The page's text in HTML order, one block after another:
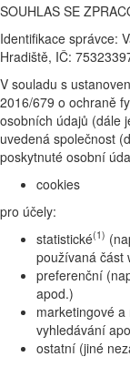
SOUHLAS SE
Identifikace správce:
Hradiště, IČ:
V souladu s
2016/679 o ochraně
osobních údajů (dále
uvedená společnost
poskytnuté osobní
cookies
pro účely:
statistické(1)
používaná část
preferenční
apod.)
marketingové
vyhledávání
ostatní (jiné